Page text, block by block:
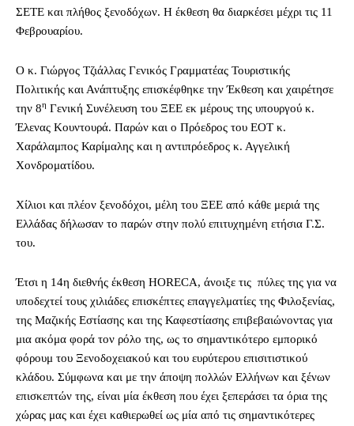
ΣΕΤΕ και πλήθος ξενοδόχων. Η έκθεση θα διαρκέσει μέχρι τις 11
Φεβρουαρίου.
Ο κ. Γιώργος Τζιάλλας Γενικός Γραμματέας Τουριστικής
Πολιτικής και Ανάπτυξης επισκέφθηκε την Έκθεση και χαιρέτησε
την 8η Γενική Συνέλευση του ΞΕΕ εκ μέρους της υπουργού κ.
Έλενας Κουντουρά. Παρών και ο Πρόεδρος του ΕΟΤ κ.
Χαράλαμπος Καρίμαλης και η αντιπρόεδρος κ. Αγγελική
Χονδροματίδου.
Χίλιοι και πλέον ξενοδόχοι, μέλη του ΞΕΕ από κάθε μεριά της
Ελλάδας δήλωσαν το παρών στην πολύ επιτυχημένη ετήσια Γ.Σ.
του.
Έτσι η 14η διεθνής έκθεση HORECA, άνοιξε τις πύλες της για να
υποδεχτεί τους χιλιάδες επισκέπτες επαγγελματίες της Φιλοξενίας,
της Μαζικής Εστίασης και της Καφεστίασης επιβεβαιώνοντας για
μια ακόμα φορά τον ρόλο της, ως το σημαντικότερο εμπορικό
φόρουμ του Ξενοδοχειακού και του ευρύτερου επισιτιστικού
κλάδου. Σύμφωνα και με την άποψη πολλών Eλλήνων και ξένων
επισκεπτών της, είναι μία έκθεση που έχει ξεπεράσει τα όρια της
χώρας μας και έχει καθιερωθεί ως μία από τις σημαντικότερες